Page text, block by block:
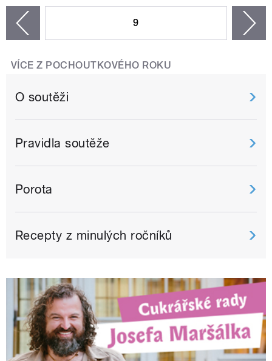
9
VÍCE Z POCHOUTKOVÉHO ROKU
O soutěži
Pravidla soutěže
Porota
Recepty z minulých ročníků